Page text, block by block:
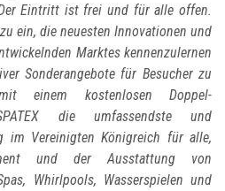
Eintritt ist frei und für alle offen.
ein, die neuesten Innovationen und
Marktes kennenzulernen
Sonderangebote für Besucher zu
einem kostenlosen Doppel-
die umfassendste und
im Vereinigten Königreich für alle,
und der Ausstattung von
Whirlpools, Wasserspielen und